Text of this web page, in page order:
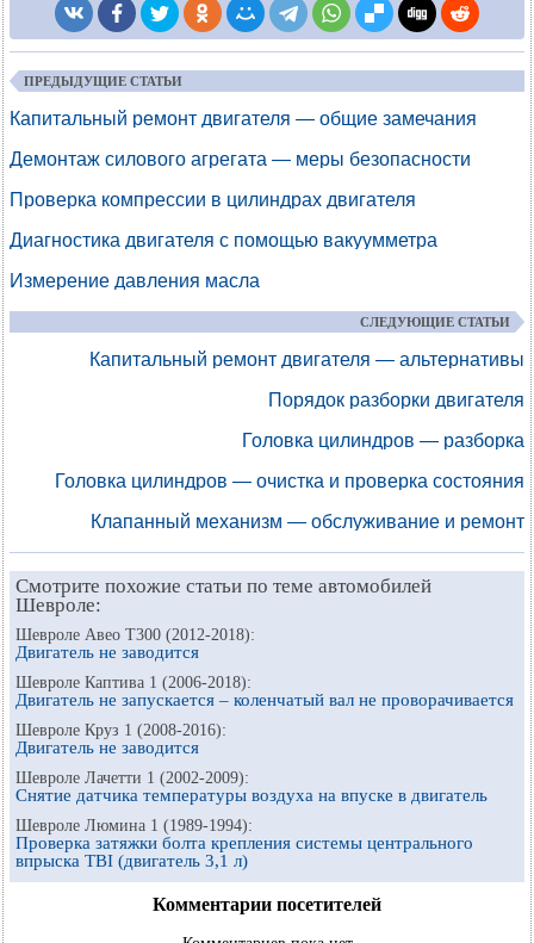
ПРЕДЫДУЩИЕ СТАТЬИ
Капитальный ремонт двигателя — общие замечания
Демонтаж силового агрегата — меры безопасности
Проверка компрессии в цилиндрах двигателя
Диагностика двигателя с помощью вакуумметра
Измерение давления масла
СЛЕДУЮЩИЕ СТАТЬИ
Капитальный ремонт двигателя — альтернативы
Порядок разборки двигателя
Головка цилиндров — разборка
Головка цилиндров — очистка и проверка состояния
Клапанный механизм — обслуживание и ремонт
Смотрите похожие статьи по теме автомобилей
Шевроле:
Шевроле Авео Т300 (2012-2018):
Двигатель не заводится
Шевроле Каптива 1 (2006-2018):
Двигатель не запускается – коленчатый вал не проворачивается
Шевроле Круз 1 (2008-2016):
Двигатель не заводится
Шевроле Лачетти 1 (2002-2009):
Снятие датчика температуры воздуха на впуске в двигатель
Шевроле Люмина 1 (1989-1994):
Проверка затяжки болта крепления системы центрального
впрыска TBI (двигатель 3,1 л)
Комментарии посетителей